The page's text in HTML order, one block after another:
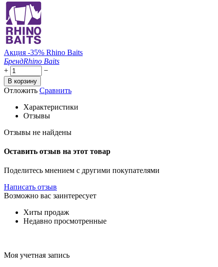
Акция -35% Rhino Baits
БрендRhino Baits
+
−
В корзину
Отложить Сравнить
Характеристики
Отзывы
Отзывы не найдены
Оставить отзыв на этот товар
Поделитесь мнением с другими покупателями
Написать отзыв
Возможно вас заинтересует
Хиты продаж
Недавно просмотренные
Моя учетная запись